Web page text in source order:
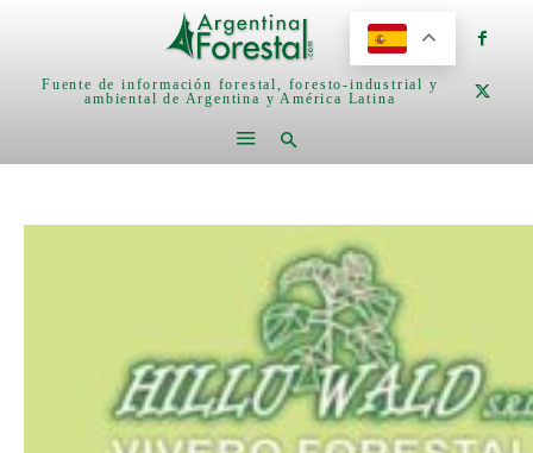
Fuente de información forestal, foresto-industrial y
ambiental de Argentina y América Latina